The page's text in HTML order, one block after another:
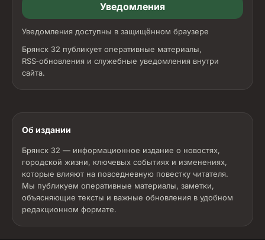
Уведомления
Уведомления доступны в защищённом браузере
Брянск 32 публикует оперативные материалы,
RSS‑обновления и служебные уведомления внутри
сайта.
Об издании
Брянск 32 — информационное издание о новостях,
городской жизни, ключевых событиях и изменениях,
которые влияют на повседневную повестку читателя.
Мы публикуем оперативные материалы, заметки,
объясняющие тексты и важные обновления в удобном
редакционном формате.